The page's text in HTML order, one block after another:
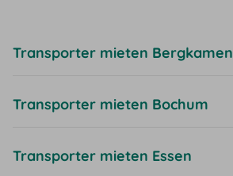
Transporter mieten Bergkamen
Transporter mieten Bochum
Transporter mieten Essen